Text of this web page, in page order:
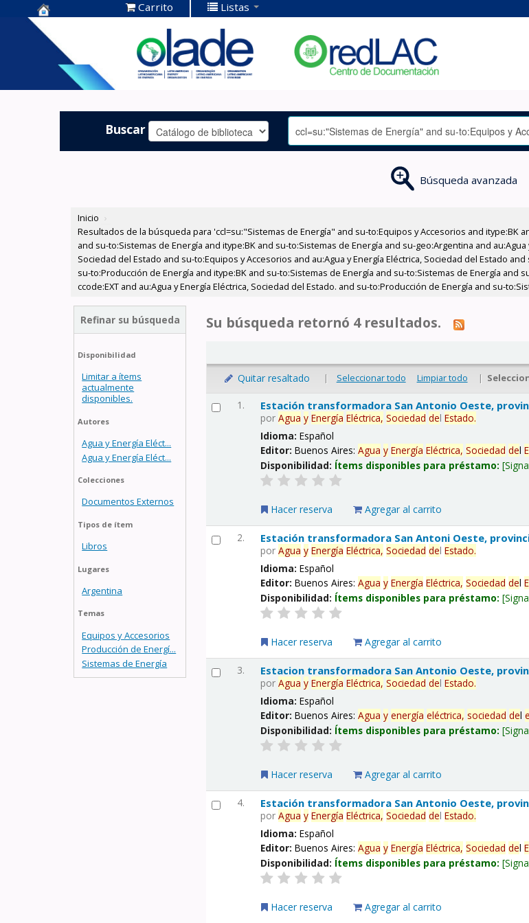
Centro de
Documentación
OLADE -
Carrito Listas
Buscar
Búsqueda avanzada
Inicio ›
Resultados de la búsqueda para 'ccl=su:"Sistemas de Energía" and su-to:Equipos y Accesorios and itype:BK
and su-to:Sistemas de Energía and itype:BK and su-to:Sistemas de Energía and su-geo:Argentina and
Sociedad del Estado and su-to:Equipos y Accesorios and au:Agua y Energía Eléctrica, Sociedad del Estado
su-to:Producción de Energía and itype:BK and su-to:Sistemas de Energía and su-to:Sistemas de Energía and
ccode:EXT and au:Agua y Energía Eléctrica, Sociedad del Estado. and su-to:Producción de Energía and su-
Refinar su búsqueda
Disponibilidad
Limitar a ítems
actualmente
disponibles.
Autores
Agua y Energía Eléct...
Agua y Energía Eléct...
Colecciones
Documentos Externos
Tipos de ítem
Libros
Lugares
Argentina
Temas
Equipos y Accesorios
Producción de Energí...
Sistemas de Energía
Su búsqueda retornó 4 resultados.
Quitar resaltado | Seleccionar todo Limpiar todo |
1. Estación transformadora San Antonio Oeste,
porAgua y Energía Eléctrica, Sociedad delEstado.
Idioma:Español
Editor:Buenos Aires:Agua y Energía Eléctrica, Sociedad del
Disponibilidad: Ítems disponibles para préstamo:
Hacer reserva Agregar al carrito
2. Estación transformadora San Antoni Oeste,
porAgua y Energía Eléctrica, Sociedad delEstado.
Idioma:Español
Editor:Buenos Aires:Agua y Energía Eléctrica, Sociedad del
Disponibilidad: Ítems disponibles para préstamo:
Hacer reserva Agregar al carrito
3. Estacion transformadora San Antonio Oeste,
porAgua y Energía Eléctrica, Sociedad delEstado.
Idioma:Español
Editor:Buenos Aires:Agua y energía eléctrica, sociedad del
Disponibilidad: Ítems disponibles para préstamo:
Hacer reserva Agregar al carrito
4. Estación transformadora San Antonio Oeste,
porAgua y Energía Eléctrica, Sociedad delEstado.
Idioma:Español
Editor:Buenos Aires:Agua y Energía Eléctrica, Sociedad del
Disponibilidad: Ítems disponibles para préstamo:
Hacer reserva Agregar al carrito